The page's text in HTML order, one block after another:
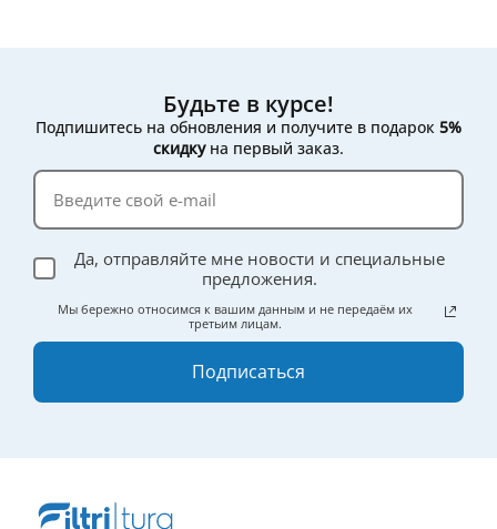
Будьте в курсе!
Подпишитесь на обновления и получите в подарок 5%
скидкуна первый заказ.
Да, отправляйте мне новости и специальные
предложения.
Мы бережно относимся к вашим данным и не передаём их
третьим лицам.
Подписаться